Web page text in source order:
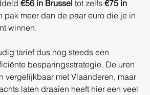
€56 in Brussel tot zelfs €75 in
pak meer dan de paar euro die je in
winnen.
tarief dus nog steeds een
besparingsstrategie. De uren
vergelijkbaar met Vlaanderen, maar
laten draaien heeft hier een veel